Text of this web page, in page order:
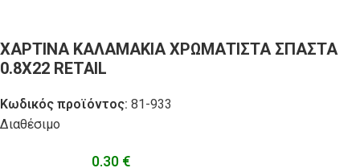
ΧΑΡΤΙΝΑ ΚΑΛΑΜΑΚΙΑ ΧΡΩΜΑΤΙΣΤΑ ΣΠΑΣΤΑ
0.8Χ22 RETAIL
Κωδικός προϊόντος: 81-933
Διαθέσιμο
0.30 €